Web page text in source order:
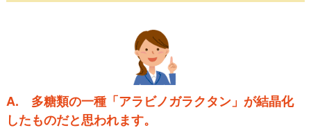
A. 多糖類の一種「アラビノガラクタン」が結晶化
したものだと思われます。